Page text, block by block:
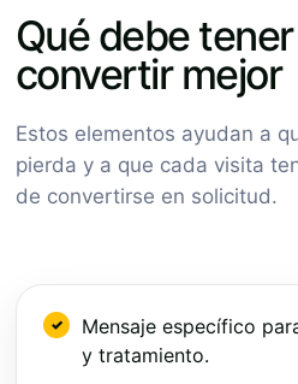
Qué debe
convertir mejor
Estos elementos ayudan a
pierda y a que cada visita
de convertirse en solicitud.
Mensaje específico
y tratamiento.